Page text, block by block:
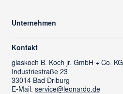
Unternehmen
Über uns
LEONARDO News
Karriere
Kontaktformular
Ansprechpartner & Presse
LEONARDO Firmengeschenke
FAQs
Kontakt
glaskoch B. Koch jr. GmbH + Co. KG
Industriestraße 23
33014 Bad Driburg
E-Mail: service@leonardo.de